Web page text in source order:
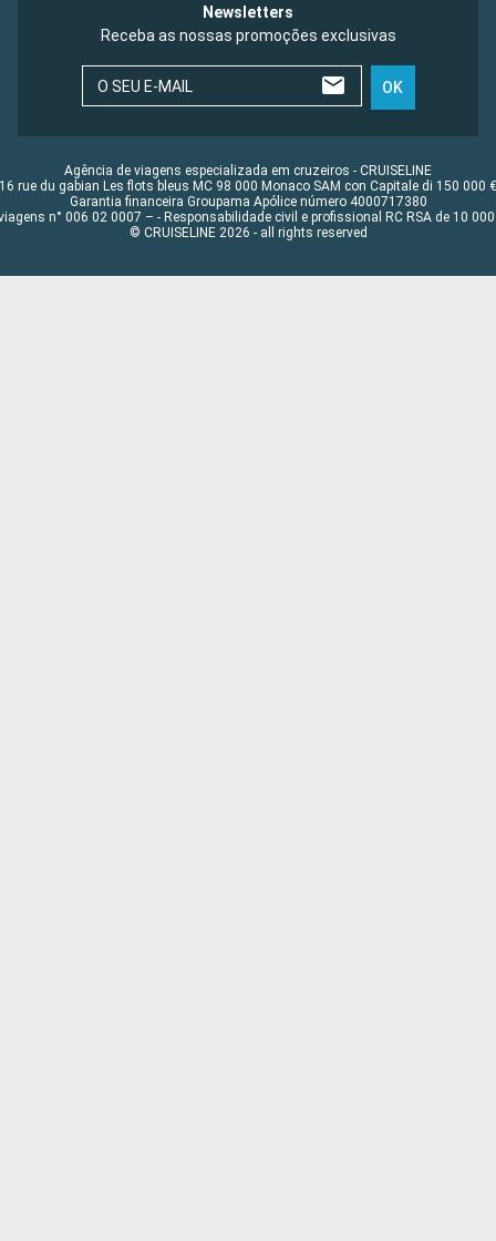
Newsletters
Receba as nossas promoções exclusivas
O SEU E-MAIL OK
Agência de viagens especializada em cruzeiros - CRUISELINE
16 rue du gabian Les flots bleus MC 98 000 Monaco SAM con Capitale di 150 000 €
Garantia financeira Groupama Apólice número 4000717380
n° 006 02 0007 – - Responsabilidade civil e profissional RC RSA de 10 000
© CRUISELINE 2026 - all rights reserved